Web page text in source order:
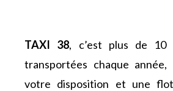
TAXI 38, c’est plus de 10
transportées chaque
votre disposition et une